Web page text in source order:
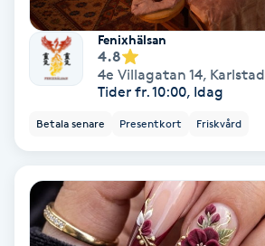
Dermapen
Diamantslipning
Extensions
Extensions borttagning
Fenixhälsan
4.8
4e Villagatan 14, Karlstad
Tider fr. 10:00, Idag
Betala senare Presentkort Friskvård